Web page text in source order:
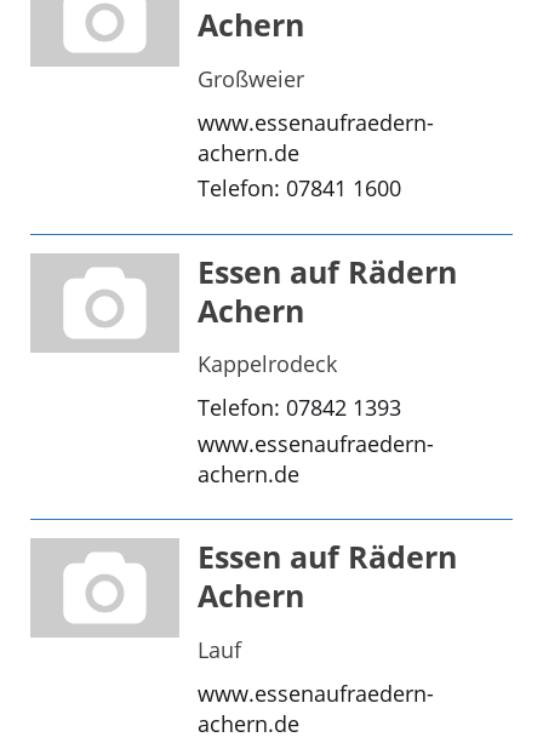
Achern
Großweier
www.essenaufraedern-
achern.de
Telefon: 07841 1600
Essen auf Rädern
Achern
Kappelrodeck
Telefon: 07842 1393
www.essenaufraedern-
achern.de
Essen auf Rädern
Achern
Lauf
www.essenaufraedern-
achern.de